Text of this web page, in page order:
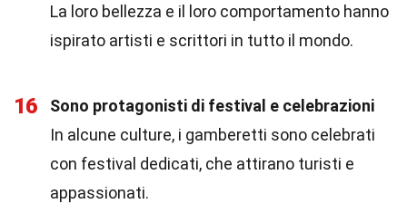
La loro bellezza e il loro comportamento hanno
ispirato artisti e scrittori in tutto il mondo.
16
Sono protagonisti di festival e celebrazioni
In alcune culture, i gamberetti sono celebrati
con festival dedicati, che attirano turisti e
appassionati.